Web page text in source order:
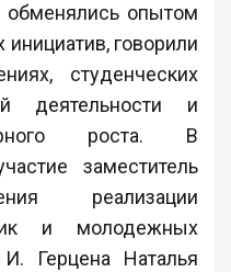
обменялись опытом
говорили
студенческих
деятельности и
роста. В
заместитель
реализации
и молодежных
Герцена Наталья